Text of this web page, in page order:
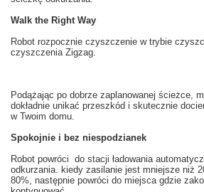
Walk the Right Way
Robot rozpocznie czyszczenie w trybie
czyszczenia Zigzag.
Podążając po dobrze zaplanowanej ścieżce,
dokładnie unikać przeszkód i skutecznie
w Twoim domu.
Spokojnie i bez niespodzianek
Robot powróci do stacji ładowania
odkurzania. kiedy zasilanie jest mniejsze niż
80%, następnie powróci do miejsca gdzie